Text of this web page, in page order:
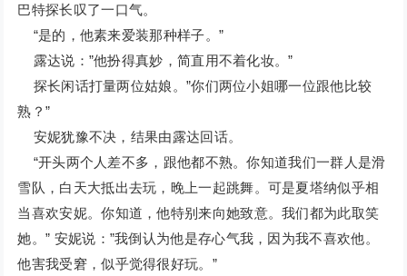
巴特探长叹了一口气。
“是的，他素来爱装那种样子。”
露达说：”他扮得真妙，简直用不着化妆。”
探长闲话打量两位姑娘。”你们两位小姐哪一位跟他比较
熟？”
安妮犹豫不决，结果由露达回话。
“开头两个人差不多，跟他都不熟。你知道我们一群人是滑
雪队，白天大抵出去玩，晚上一起跳舞。可是夏塔纳似乎相
当喜欢安妮。你知道，他特别来向她致意。我们都为此取笑
她。” 安妮说：”我倒认为他是存心气我，因为我不喜欢他。
他害我受窘，似乎觉得很好玩。”